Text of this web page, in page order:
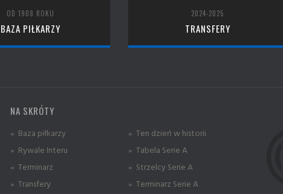
OD 1908 ROKU
BAZA PIŁKARZY
2024-2025
TRANSFERY
NA SKRÓTY
» Baza piłkarzy
» Rywale Interu
» Terminarz
» Transfery
» Ten dzień w historii
» Tabela Serie A
» Strzelcy Serie A
» Terminarz Serie A